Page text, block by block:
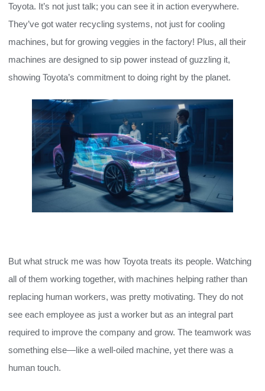
Toyota. It’s not just talk; you can see it in action everywhere.
They’ve got water recycling systems, not just for cooling
machines, but for growing veggies in the factory! Plus, all their
machines are designed to sip power instead of guzzling it,
showing Toyota’s commitment to doing right by the planet.
But what struck me was how Toyota treats its people. Watching
all of them working together, with machines helping rather than
replacing human workers, was pretty motivating. They do not
see each employee as just a worker but as an integral part
required to improve the company and grow. The teamwork was
something else—like a well-oiled machine, yet there was a
human touch.